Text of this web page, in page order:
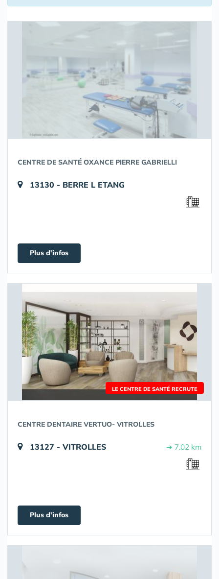
CENTRE DE SANTÉ OXANCE PIERRE GABRIELLI
13130 - BERRE L ETANG
Plus d'infos
LE CENTRE DE SANTÉ RECRUTE
CENTRE DENTAIRE VERTUO- VITROLLES
13127 - VITROLLES ➔ 7.02 km
Plus d'infos